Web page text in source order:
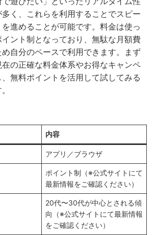
く、これらを利用することでスピー
進めることが可能です。料金は使っ
ント制となっており、無駄な月額費
自分のペースで利用できます。まず
の正確な料金体系やお得なキャンペ
無料ポイントを活用して試してみる
内容
アプリ／ブラウザ
ポイント制（※公式サイトにて
最新情報をご確認ください）
20代〜30代が中心とされる傾
向（※公式サイトにて最新情報
をご確認ください）